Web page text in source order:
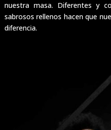
nuestra masa. Diferentes y
sabrosos rellenos hacen que
diferencia.